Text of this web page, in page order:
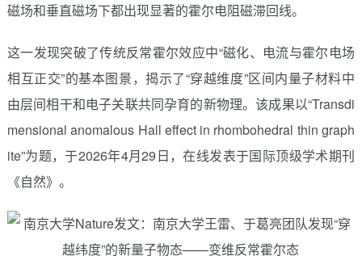
磁场和垂直磁场下都出现显著的霍尔电阻磁滞回线。
这一发现突破了传统反常霍尔效应中“磁化、电流与霍尔电场
相互正交”的基本图景，揭示了“穿越维度”区间内量子材料中
由层间相干和电子关联共同孕育的新物理。该成果以“Transdi
mensional anomalous Hall effect in rhombohedral thin graph
ite”为题，于2026年4月29日，在线发表于国际顶级学术期刊
《自然》。